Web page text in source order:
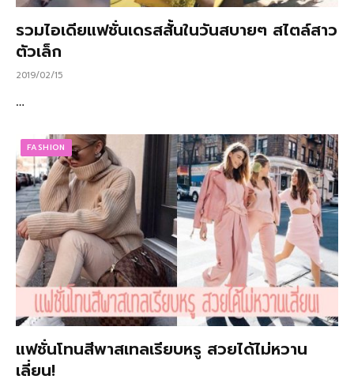
รวมไอเดียแฟชั่นเดรสสั้นในวันสบายๆ สไตล์สาว
ตัวเล็ก
2019/02/15
…
FASHION
แฟชั่นโทนสีพาสเทลเรียบหรู สวยได้ไม่หวาน
เลี่ยน!